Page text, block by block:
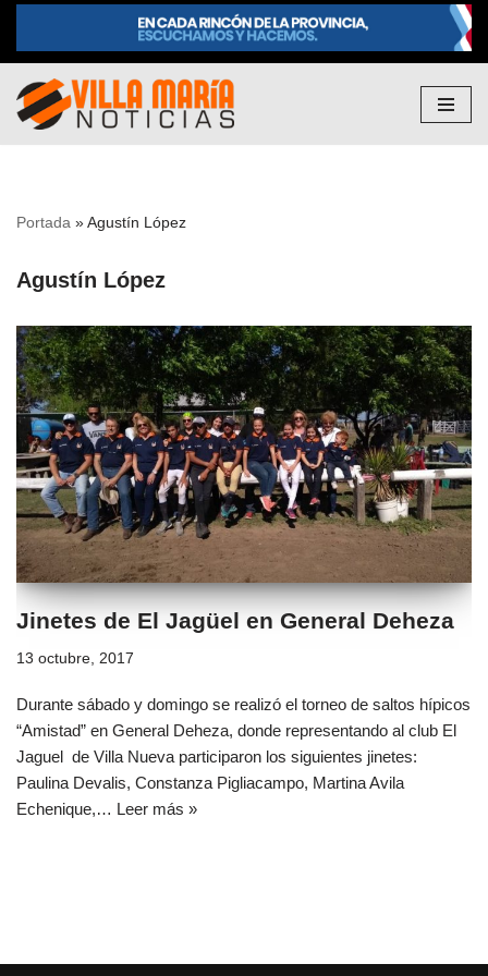
al
contenido
Portada »Agustín López
Agustín López
Jinetes de El Jagüel en General Deheza
13 octubre, 2017
Durante sábado y domingo se realizó el torneo de saltos hípicos
“Amistad” en General Deheza, donde representando al club El
Jaguel de Villa Nueva participaron los siguientes jinetes:
Paulina Devalis, Constanza Pigliacampo, Martina Avila
Echenique,… Leer más »